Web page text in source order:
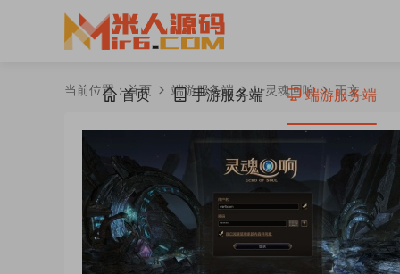
首页 手游服务端 端游服务端
当前位置：首页 端游服务端 L-灵魂回响 正文